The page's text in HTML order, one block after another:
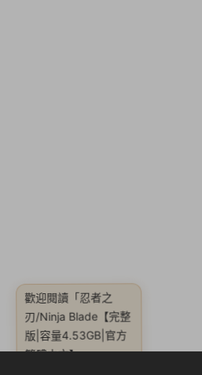
歡迎閱讀 「忍者之
刃/Ninja Blade【完整
版|容量4.53GB|官方
繁體中文】」